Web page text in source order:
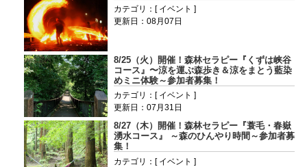
カテゴリ：[ イベント ]
更新日：08月07日
8/25（火）開催！森林セラピー『くずは峡谷
コース』〜涼を運ぶ森歩き＆涼をまとう藍染
めミニ体験～参加者募集！
カテゴリ：[ イベント ]
更新日：07月31日
8/27（木）開催！森林セラピー『蓑毛・春嶽
湧水コース』 ～森のひんやり時間～参加者募
集！
カテゴリ：[ イベント ]